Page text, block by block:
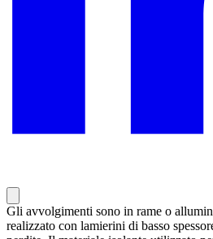
Gli avvolgimenti sono in rame o
realizzato con lamierini di basso